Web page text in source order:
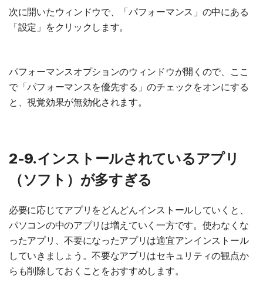
次に開いたウィンドウで、「パフォーマンス」の中にある
「設定」をクリックします。
パフォーマンスオプションのウィンドウが開くので、ここ
で「パフォーマンスを優先する」のチェックをオンにする
と、視覚効果が無効化されます。
2-9.インストールされているアプリ
（ソフト）が多すぎる
必要に応じてアプリをどんどんインストールしていくと、
パソコンの中のアプリは増えていく一方です。使わなくな
ったアプリ、不要になったアプリは適宜アンインストール
していきましょう。不要なアプリはセキュリティの観点か
らも削除しておくことをおすすめします。